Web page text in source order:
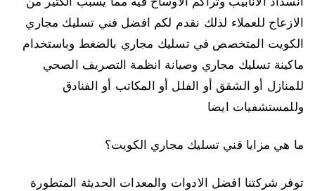
الازعاج للعملاء لذلك نقدم لكم افضل فني تسليك مجاري
الكويت المتخصص في تسليك مجاري بالضغط وباستخدام
ماكينة تسليك مجاري وصيانة انظمة التصريف الصحي
للمنازل أو الشقق أو الفلل أو المكاتب أو الفنادق
وللمستشفيات ايضا
ما هي مزايا فني تسليك مجاري الكويت؟
توفر شركتنا افضل الادوات والمعدات الحديثة المتطورة